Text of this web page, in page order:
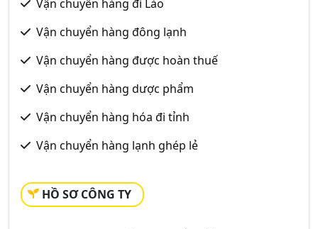
Vận chuyển hàng đi Lào
Vận chuyển hàng đông lạnh
Vận chuyển hàng được hoàn thuế
Vận chuyển hàng dược phẩm
Vận chuyển hàng hóa đi tỉnh
Vận chuyển hàng lạnh ghép lẻ
HỒ SƠ CÔNG TY